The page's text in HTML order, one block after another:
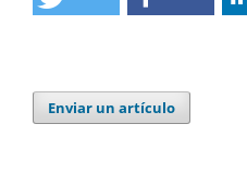
Enviar un artículo